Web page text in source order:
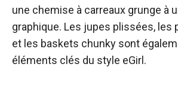
une chemise à carreaux grunge à
graphique. Les jupes plissées, les
et les baskets chunky sont
éléments clés du style eGirl.